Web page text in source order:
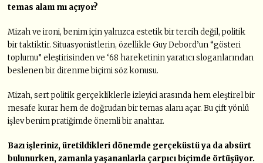
temas alanı mı açıyor?
Mizah ve ironi, benim için yalnızca estetik bir tercih değil, politik
bir taktiktir. Situasyonistlerin, özellikle Guy Debord’un “gösteri
toplumu” eleştirisinden ve ‘68 hareketinin yaratıcı sloganlarından
beslenen bir direnme biçimi söz konusu.
Mizah, sert politik gerçekliklerle izleyici arasında hem eleştirel bir
mesafe kurar hem de doğrudan bir temas alanı açar. Bu çift yönlü
işlev benim pratiğimde önemli bir anahtar.
Bazı işleriniz, üretildikleri dönemde gerçeküstü ya da absürt
bulunurken, zamanla yaşananlarla çarpıcı biçimde örtüşüyor.